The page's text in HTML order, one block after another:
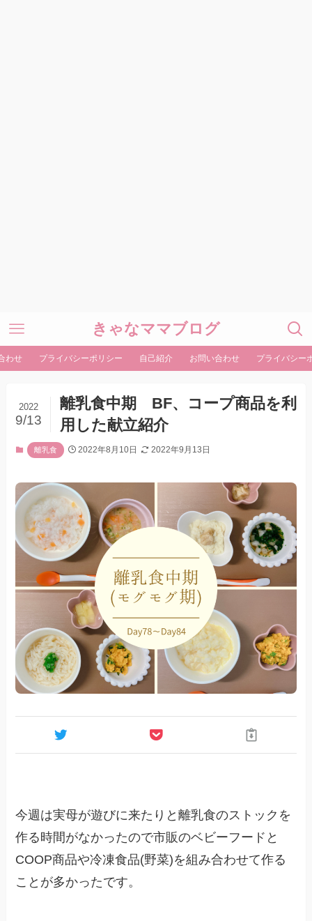
きゃなママブログ
わせ プライバシーポリシー 自己紹介 お問い合わせ プライバシー
離乳食中期 BF、コープ商品を利
用した献立紹介
2022
9/13
離乳食 2022年8月10日 2022年9月13日
今週は実母が遊びに来たりと離乳食のストックを
作る時間がなかったので市販のベビーフードと
COOP商品や冷凍食品(野菜)を組み合わせて作る
ことが多かったです。